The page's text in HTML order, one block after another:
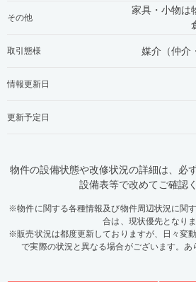
その他
家具・小物は
取引態様 媒介（仲介
情報更新日
更新予定日
物件の設備状態や改修状況の詳細は、必
設備表等で改めてご確認
※物件に関する各種情報及び物件周辺状況に関
合は、現状優先となりま
※販売状況は都度更新しておりますが、日々変
で実際の状況と異なる場合がございます。あ